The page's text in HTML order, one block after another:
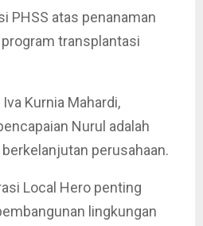
PHSS atas penanaman
transplantasi
Kurnia Mahardi,
Nurul adalah
perusahaan.
Local Hero penting
lingkungan